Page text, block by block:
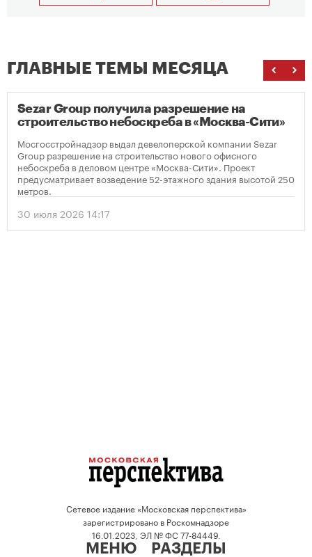
ГЛАВНЫЕ ТЕМЫ МЕСЯЦА
Sezar Group получила разрешение на
строительство небоскреба в «Москва-Сити»
Мосгосстройнадзор выдал девелоперской компании Sezar
Group разрешение на строительство нового офисного
небоскреба в деловом центре «Москва-Сити». Проект
предусматривает возведение 52-этажного здания высотой 250
метров.
30 июля 2026 14:17
Сетевое издание «Московская перспектива»
зарегистрировано в Роскомнадзоре
16.01.2023, ЭЛ № ФС 77-84449.
МЕНЮ РАЗДЕЛЫ